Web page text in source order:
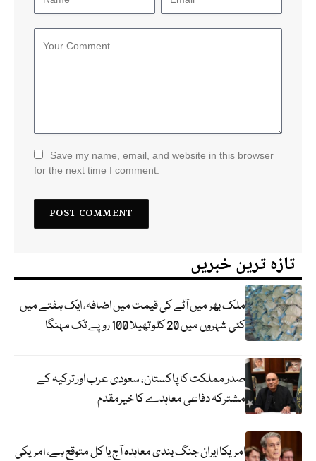
Save my name, email, and website in this browser
for the next time I comment.
تازہ ترین خبریں
ملک بھر میں آٹے کی قیمت میں اضافہ، ایک ہفتے میں
کئی شہروں میں 20 کلو تھیلا 100 روپے تک مہنگا
صدر مملکت کا پاکستان، سعودی عرب اور ترکیہ کے
مشترکہ دفاعی معاہدے کا خیرمقدم
امریکا ایران جنگ بندی معاہدہ آج یا کل متوقع ہے، امریکی